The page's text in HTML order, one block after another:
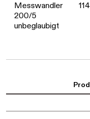
Messwandler
200/5
unbeglaubigt